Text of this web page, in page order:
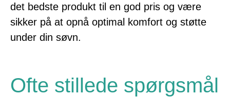
det bedste produkt til en god pris og være
sikker på at opnå optimal komfort og støtte
under din søvn.
Ofte stillede spørgsmål